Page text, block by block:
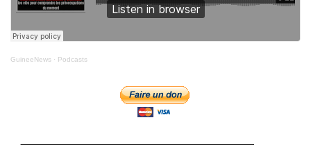
GuineeNews · Podcasts